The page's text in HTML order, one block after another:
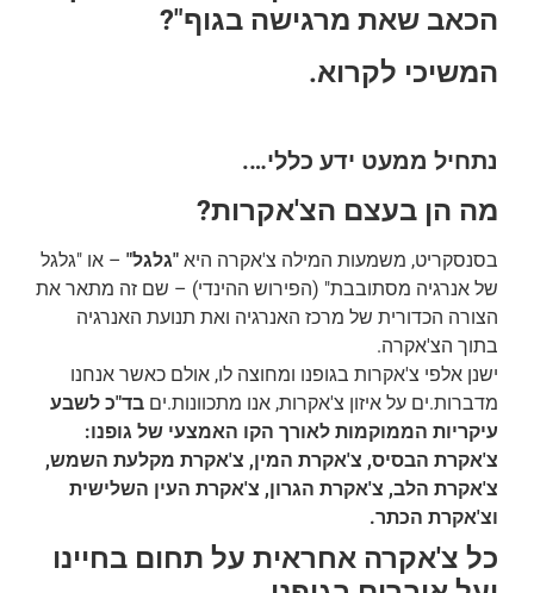
הכאב שאת מרגישה בגוף"?
המשיכי לקרוא.
נתחיל ממעט ידע כללי….
מה הן בעצם הצ'אקרות?
בסנסקריט, משמעות המילה צ'אקרה היא "גלגל" – או "גלגל
של אנרגיה מסתובבת" (הפירוש ההינדי) – שם זה מתאר את
הצורה הכדורית של מרכז האנרגיה ואת תנועת האנרגיה
בתוך הצ'אקרה.
ישנן אלפי צ'אקרות בגופנו ומחוצה לו, אולם כאשר אנחנו
מדברות.ים על איזון צ'אקרות, אנו מתכוונות.ים בד"כ לשבע
עיקריות הממוקמות לאורך הקו האמצעי של גופנו:
צ'אקרת הבסיס, צ'אקרת המין, צ'אקרת מקלעת השמש,
צ'אקרת הלב, צ'אקרת הגרון, צ'אקרת העין השלישית
וצ'אקרת הכתר.
כל צ'אקרה אחראית על תחום בחיינו